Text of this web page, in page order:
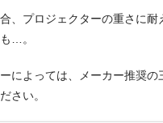
、プロジェクターの重さに耐
…。
によっては、メーカー推奨の
さい。